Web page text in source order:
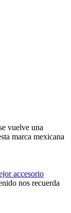
vuelve una
marca mexicana
accesorio
nos recuerda